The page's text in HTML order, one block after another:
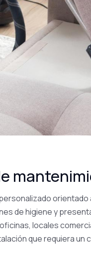
orientado
de higiene y
locales
que requiera un